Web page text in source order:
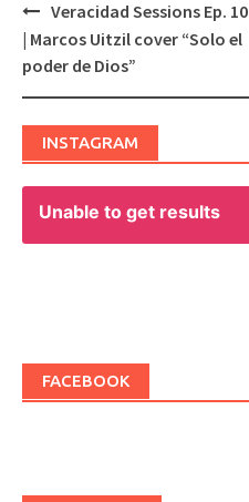
Post
navigation
Veracidad Sessions Ep. 10
| Marcos Uitzil cover “Solo el
poder de Dios”
INSTAGRAM
Unable to get results
FACEBOOK